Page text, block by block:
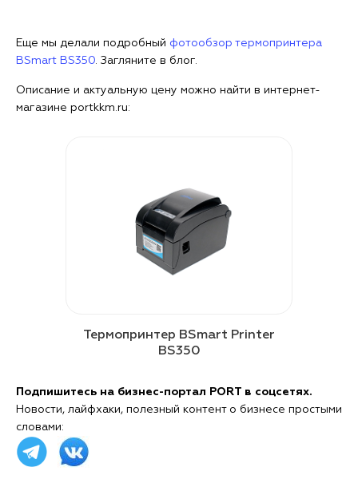
Еще мы делали подробный фотообзор термопринтера
BSmart BS350. Загляните в блог.
Описание и актуальную цену можно найти в интернет-
магазине portkkm.ru:
Термопринтер BSmart Printer
BS350
Подпишитесь на бизнес-портал PORT в соцсетях.
Новости, лайфхаки, полезный контент о бизнесе простыми
словами: